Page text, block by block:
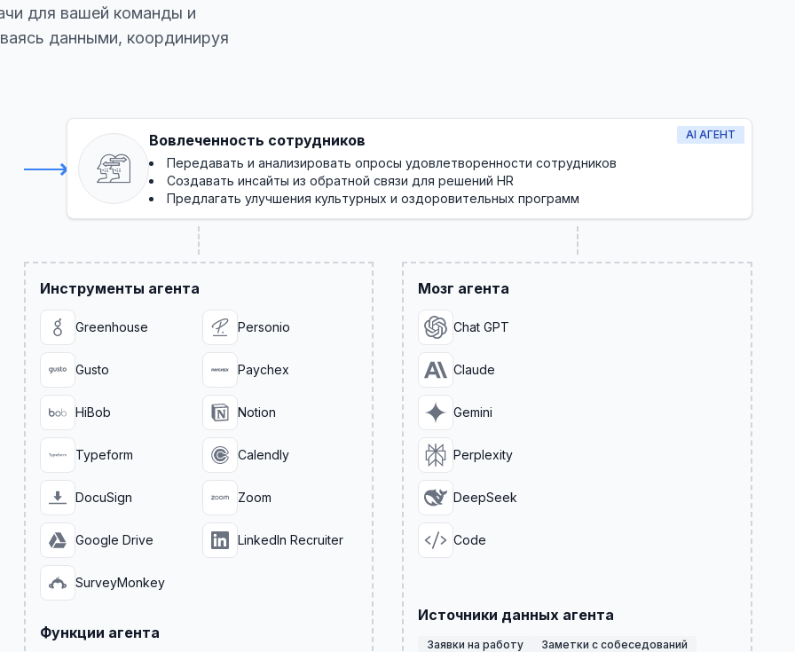
для вашей команды и
данными, координируя
AI АГЕНТ
Вовлеченность сотрудников
Передавать и анализировать опросы удовлетворенности сотрудников
Создавать инсайты из обратной связи для решений HR
Предлагать улучшения культурных и оздоровительных программ
Инструменты агента
Greenhouse Personio
Gusto Paychex
HiBob Notion
Typeform Calendly
DocuSign Zoom
Google Drive LinkedIn Recruiter
SurveyMonkey
Функции агента
Мозг агента
Chat GPT
Claude
Gemini
Perplexity
DeepSeek
Code
Источники данных агента
Заявки на работу
Заметки с собеседований